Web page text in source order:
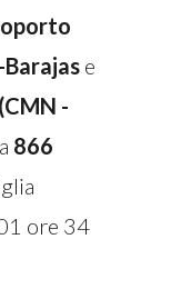
e
-
866
ore 34